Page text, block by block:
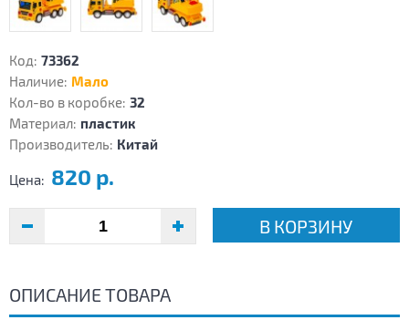
Код: 73362
Наличие: Мало
Кол-во в коробке: 32
Материал: пластик
Производитель: Китай
Цена: 820 р.
В КОРЗИНУ
ОПИСАНИЕ ТОВАРА